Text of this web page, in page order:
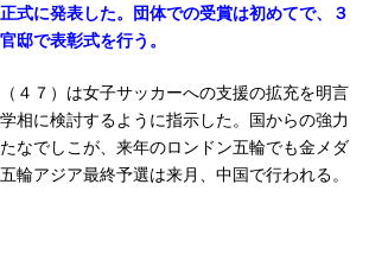
式に発表した。団体での受賞は初めてで、３
邸で表彰式を行う。
４７）は女子サッカーへの支援の拡充を明言
相に検討するように指示した。国からの強力
なでしこが、来年のロンドン五輪でも金メダ
輪アジア最終予選は来月、中国で行われる。